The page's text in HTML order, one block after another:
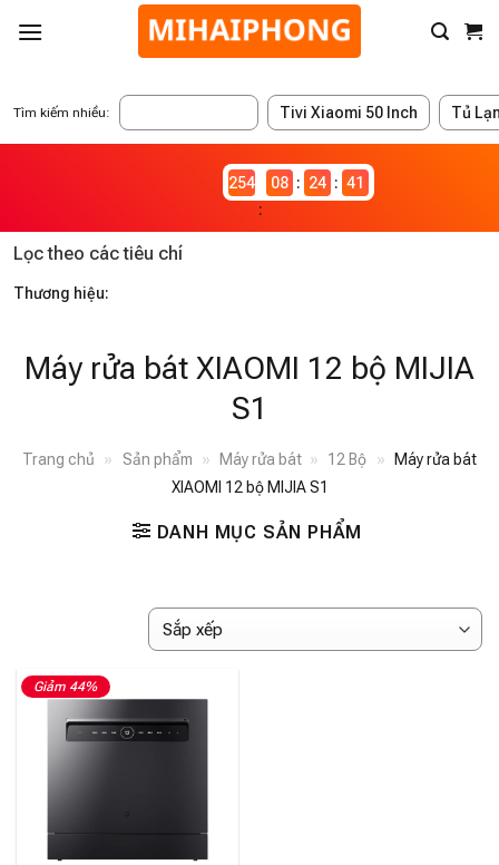
Tìm kiếm nhiều: Tivi Xiaomi 50 Inch Tủ
2546981
08 24 41
Lọc theo các tiêu chí
Thương hiệu:
Máy rửa bát XIAOMI 12 bộ MIJIA
S1
Trang chủ » Sản phẩm » Máy rửa bát » 12 Bộ »
Máy rửa bát
XIAOMI 12 bộ MIJIA S1
DANH MỤC SẢN PHẨM
Giảm 44%